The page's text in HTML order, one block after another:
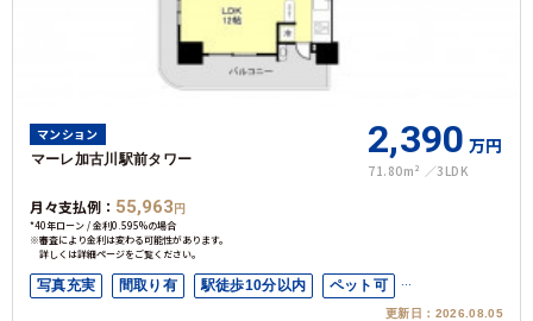
マンション
マーレ加古川駅前タワー 2,390 万円
71.80m² 3LDK
月々支払例： 55,963 円
*40年ローン / 金利0.595%の場合
※審査により金利は変わる可能性があります。
詳しくは詳細ページをご覧ください。
写真充実 間取り有 駅徒歩10分以内
ペット可
更新日： 2026.08.05